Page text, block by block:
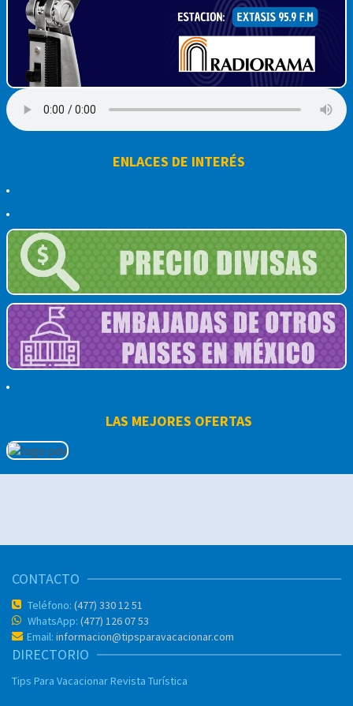
ENLACES DE INTERÉS
LAS MEJORES OFERTAS
CONTACTO
Teléfono: (477) 330 12 51
WhatsApp: (477) 126 07 53
Email: informacion@tipsparavacacionar.com
DIRECTORIO
Tips Para VacacionarRevista Turística